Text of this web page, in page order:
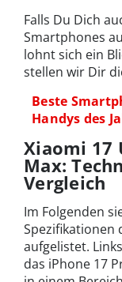
Falls Du Dich
Smartphones
lohnt sich ein
stellen wir Dir
Beste
Handys des
Xiaomi 17
Max:
Vergleich
Im Folgenden
Spezifikationen
aufgelistet.
das iPhone 17